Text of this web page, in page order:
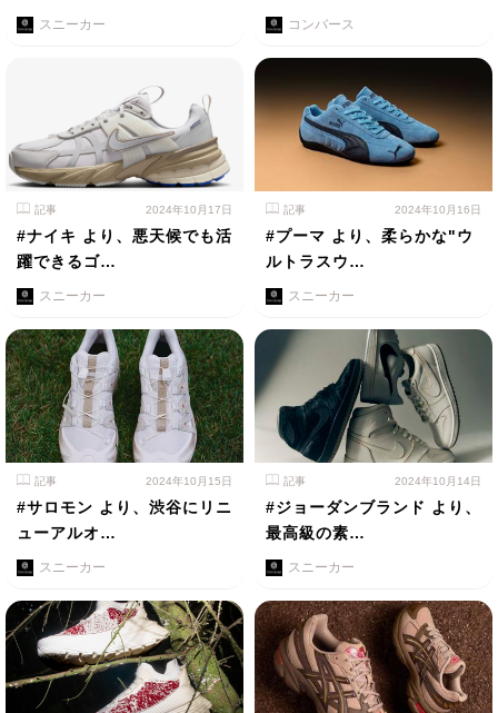
スニーカー コンバース
記事 2024年10月17日
#ナイキ より、悪天候でも活
躍できるゴ…
スニーカー
記事 2024年10月16日
#プーマ より、柔らかな"ウ
ルトラスウ…
スニーカー
記事 2024年10月15日
#サロモン より、渋谷にリニ
ューアルオ…
スニーカー
記事 2024年10月14日
#ジョーダンブランド より、
最高級の素…
スニーカー